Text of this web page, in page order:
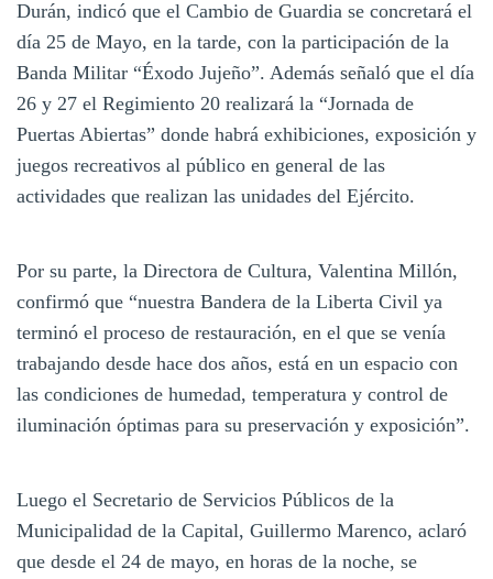
Durán, indicó que el Cambio de Guardia se concretará el
día 25 de Mayo, en la tarde, con la participación de la
Banda Militar “Éxodo Jujeño”. Además señaló que el día
26 y 27 el Regimiento 20 realizará la “Jornada de
Puertas Abiertas” donde habrá exhibiciones, exposición y
juegos recreativos al público en general de las
actividades que realizan las unidades del Ejército.
Por su parte, la Directora de Cultura, Valentina Millón,
confirmó que “nuestra Bandera de la Liberta Civil ya
terminó el proceso de restauración, en el que se venía
trabajando desde hace dos años, está en un espacio con
las condiciones de humedad, temperatura y control de
iluminación óptimas para su preservación y exposición”.
Luego el Secretario de Servicios Públicos de la
Municipalidad de la Capital, Guillermo Marenco, aclaró
que desde el 24 de mayo, en horas de la noche, se